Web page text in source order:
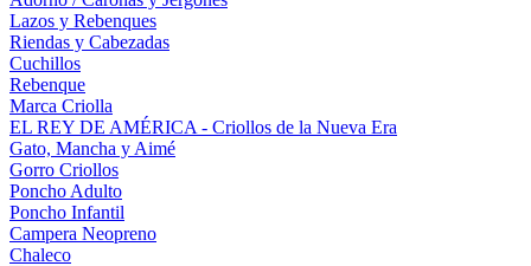
Lazos y Rebenques
Riendas y Cabezadas
Cuchillos
Rebenque
Marca Criolla
EL REY DE AMÉRICA - Criollos de la Nueva Era
Gato, Mancha y Aimé
Gorro Criollos
Poncho Adulto
Poncho Infantil
Campera Neopreno
Chaleco